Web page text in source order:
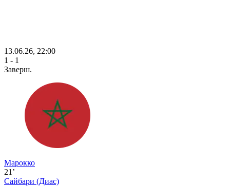
13.06.26, 22:00
1 - 1
Заверш.
Марокко
21’
Сайбари (Диас)